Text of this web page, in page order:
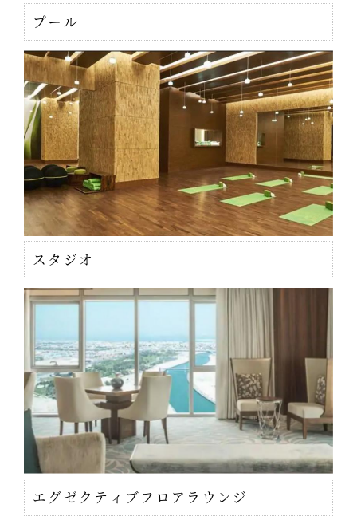
プール
スタジオ
エグゼクティブフロアラウンジ